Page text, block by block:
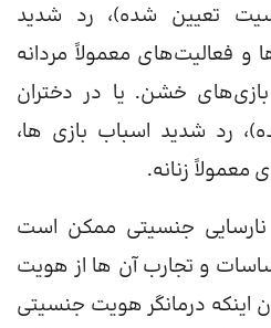
تعیین شده)، رد شدید
و فعالیت‌های معمولاً مردانه
خشن. یا در دختران
رد شدید اسباب بازی ها،
معمولاً زنانه.
نارسایی جنسیتی ممکن است
و تجارب آن‌ ها از هویت
اینکه درمانگر هویت جنسیتی